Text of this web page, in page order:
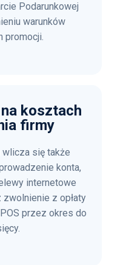
Podarunkowej
warunków
promocji.
kosztach
firmy
wlicza się także
konta,
internetowe
z opłaty
przez okres do